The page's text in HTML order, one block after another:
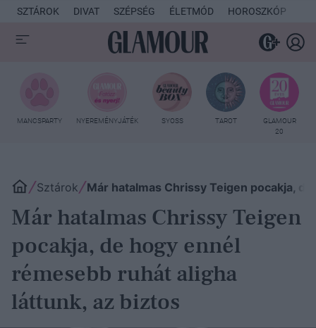
SZTÁROK DIVAT SZÉPSÉG ÉLETMÓD HOROSZKÓP
MANCSPARTY NYEREMÉNYJÁTÉK SYOSS TAROT
GLAMOUR
20
Sztárok Már hatalmas Chrissy Teigen pocakja,
Már hatalmas Chrissy Teigen
pocakja, de hogy ennél
rémesebb ruhát aligha
láttunk, az biztos